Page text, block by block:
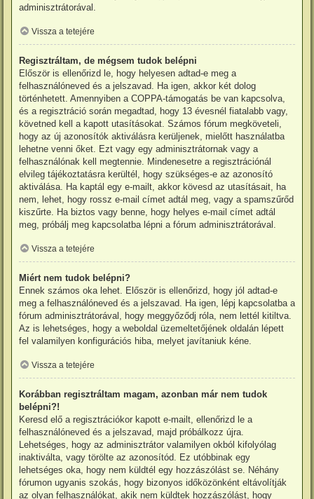
adminisztrátorával.
Vissza a tetejére
Regisztráltam, de mégsem tudok belépni
Először is ellenőrizd le, hogy helyesen adtad-e meg a
felhasználóneved és a jelszavad. Ha igen, akkor két dolog
történhetett. Amennyiben a COPPA-támogatás be van kapcsolva,
és a regisztráció során megadtad, hogy 13 évesnél fiatalabb vagy,
követned kell a kapott utasításokat. Számos fórum megköveteli,
hogy az új azonosítók aktiválásra kerüljenek, mielőtt használatba
lehetne venni őket. Ezt vagy egy adminisztrátornak vagy a
felhasználónak kell megtennie. Mindenesetre a regisztrációnál
elvileg tájékoztatásra kerültél, hogy szükséges-e az azonosító
aktiválása. Ha kaptál egy e-mailt, akkor kövesd az utasításait, ha
nem, lehet, hogy rossz e-mail címet adtál meg, vagy a spamszűrőd
kiszűrte. Ha biztos vagy benne, hogy helyes e-mail címet adtál
meg, próbálj meg kapcsolatba lépni a fórum adminisztrátorával.
Vissza a tetejére
Miért nem tudok belépni?
Ennek számos oka lehet. Először is ellenőrizd, hogy jól adtad-e
meg a felhasználóneved és a jelszavad. Ha igen, lépj kapcsolatba a
fórum adminisztrátorával, hogy meggyőződj róla, nem lettél kitiltva.
Az is lehetséges, hogy a weboldal üzemeltetőjének oldalán lépett
fel valamilyen konfigurációs hiba, melyet javítaniuk kéne.
Vissza a tetejére
Korábban regisztráltam magam, azonban már nem tudok
belépni?!
Keresd elő a regisztrációkor kapott e-mailt, ellenőrizd le a
felhasználóneved és a jelszavad, majd próbálkozz újra.
Lehetséges, hogy az adminisztrátor valamilyen okból kifolyólag
inaktiválta, vagy törölte az azonosítód. Ez utóbbinak egy
lehetséges oka, hogy nem küldtél egy hozzászólást se. Néhány
fórumon ugyanis szokás, hogy bizonyos időközönként eltávolítják
az olyan felhasználókat, akik nem küldtek hozzászólást, hogy